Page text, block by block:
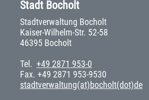
Stadt Bocholt
Stadtverwaltung Bocholt
Kaiser-Wilhelm-Str. 52-58
46395 Bocholt
Tel. +49 2871 953-0
Fax. +49 2871 953-9530
stadtverwaltung(at)bocholt(dot)de